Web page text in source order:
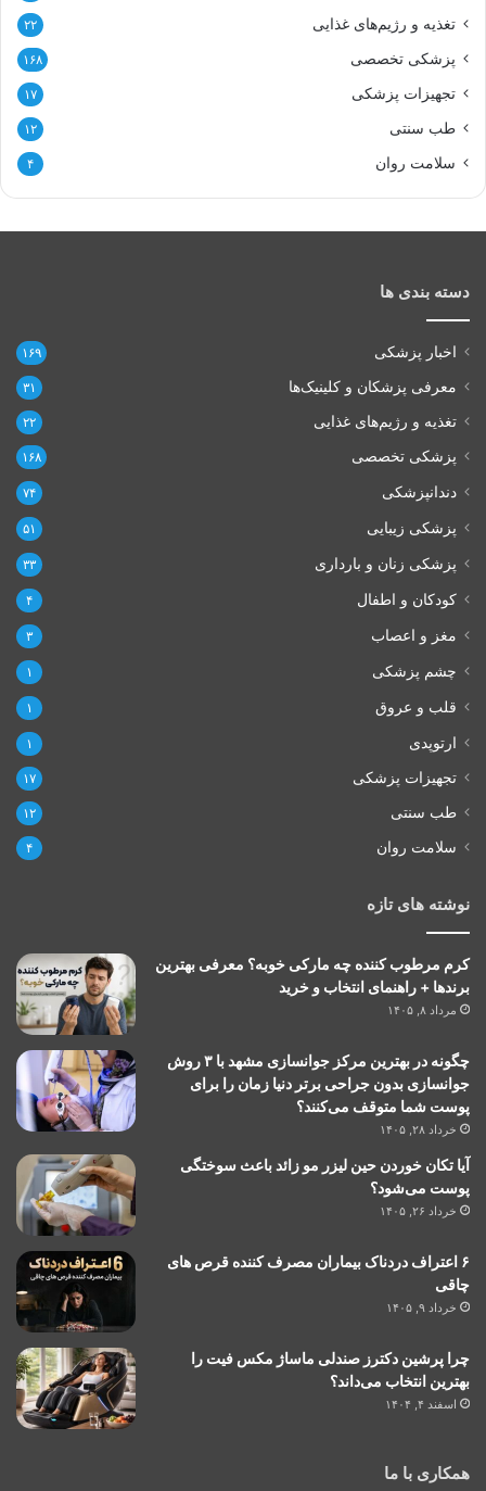
تغذیه و رژیم‌های غذایی ۲۲
پزشکی تخصصی ۱۶۸
تجهیزات پزشکی ۱۷
طب سنتی ۱۲
سلامت روان ۴
دسته بندی ها
اخبار پزشکی ۱۶۹
معرفی پزشکان و کلینیک‌ها ۳۱
تغذیه و رژیم‌های غذایی ۲۲
پزشکی تخصصی ۱۶۸
دندانپزشکی ۷۴
پزشکی زیبایی ۵۱
پزشکی زنان و بارداری ۳۳
کودکان و اطفال ۴
مغز و اعصاب ۳
چشم پزشکی ۱
قلب و عروق ۱
ارتوپدی ۱
تجهیزات پزشکی ۱۷
طب سنتی ۱۲
سلامت روان ۴
نوشته های تازه
کرم مرطوب کننده چه مارکی خوبه؟ معرفی بهترین
برندها + راهنمای انتخاب و خرید
مرداد ۸, ۱۴۰۵
چگونه در بهترین مرکز جوانسازی مشهد با ۳ روش
جوانسازی بدون جراحی برتر دنیا زمان را برای
پوست شما متوقف می‌کنند؟
خرداد ۲۸, ۱۴۰۵
آیا تکان خوردن حین لیزر مو زائد باعث سوختگی
پوست می‌شود؟
خرداد ۲۶, ۱۴۰۵
۶ اعتراف دردناک بیماران مصرف کننده قرص های
چاقی
خرداد ۹, ۱۴۰۵
چرا پرشین دکترز صندلی ماساژ مکس فیت را
بهترین انتخاب می‌داند؟
اسفند ۴, ۱۴۰۴
همکاری با ما